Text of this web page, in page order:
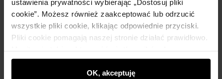
ustawienia prywatności wybierając „Dostosuj pliki
cookie”. Możesz również zaakceptować lub odrzucić
wszystkie pliki cookie, klikając odpowiednie przyciski.
Pliki cookie pomagają naszej stronie działać prawidłowo.
wyświetlać im dopasowane do ich preferencji treści,
rekomendacje oraz komunikaty reklamowe informujące o
OK, akceptuję
Szczegóły
Skład i wymiary